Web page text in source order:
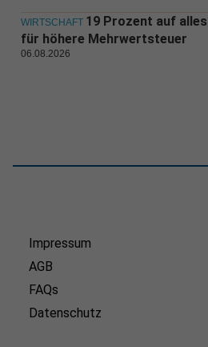
WIRTSCHAFT 19 Prozent auf
für höhere Mehrwertsteuer
06.08.2026
Impressum
AGB
FAQs
Datenschutz